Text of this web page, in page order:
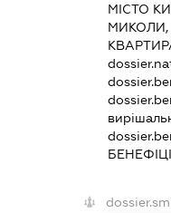
МІСТО
МИКОЛИ,